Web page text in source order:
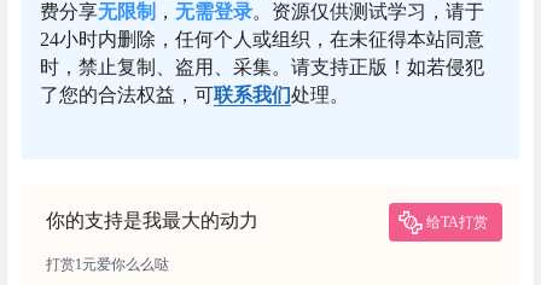
费分享无限制 ， 无需登录。资源仅供测试学习，请于
24小时内删除，任何个人或组织，在未征得本站同意
时，禁止复制、盗用、采集。请支持正版！如若侵犯
了您的合法权益，可联系我们处理。
你的支持是我最大的动力 给TA打赏
打赏1元爱你么么哒